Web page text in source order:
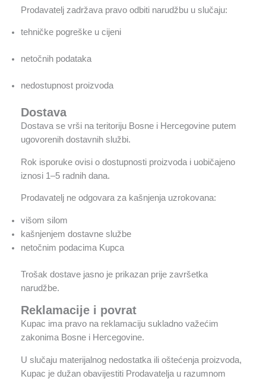
Prodavatelj zadržava pravo odbiti narudžbu u slučaju:
tehničke pogreške u cijeni
netočnih podataka
nedostupnost proizvoda
Dostava
Dostava se vrši na teritoriju Bosne i Hercegovine putem
ugovorenih dostavnih službi.
Rok isporuke ovisi o dostupnosti proizvoda i uobičajeno
iznosi 1–5 radnih dana.
Prodavatelj ne odgovara za kašnjenja uzrokovana:
višom silom
kašnjenjem dostavne službe
netočnim podacima Kupca
Trošak dostave jasno je prikazan prije završetka
narudžbe.
Reklamacije i povrat
Kupac ima pravo na reklamaciju sukladno važećim
zakonima Bosne i Hercegovine.
U slučaju materijalnog nedostatka ili oštećenja proizvoda,
Kupac je dužan obavijestiti Prodavatelja u razumnom